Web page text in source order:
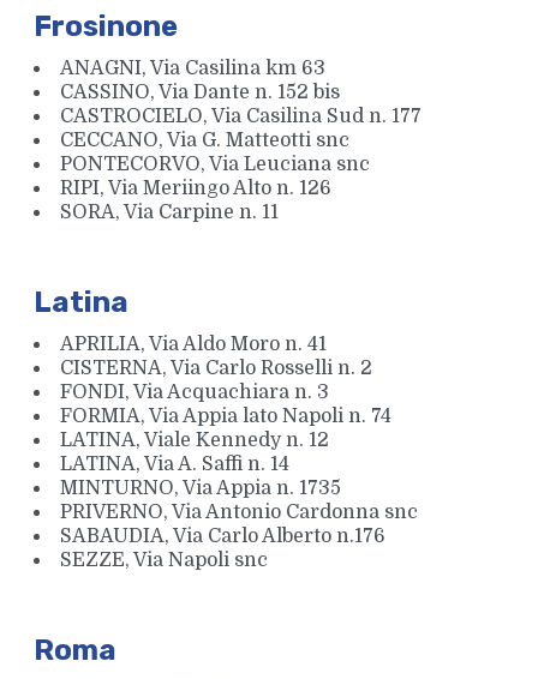
Frosinone
ANAGNI, Via Casilina km 63
CASSINO, Via Dante n. 152 bis
CASTROCIELO, Via Casilina Sud n. 177
CECCANO, Via G. Matteotti snc
PONTECORVO, Via Leuciana snc
RIPI, Via Meriingo Alto n. 126
SORA, Via Carpine n. 11
Latina
APRILIA, Via Aldo Moro n. 41
CISTERNA, Via Carlo Rosselli n. 2
FONDI, Via Acquachiara n. 3
FORMIA, Via Appia lato Napoli n. 74
LATINA, Viale Kennedy n. 12
LATINA, Via A. Saffi n. 14
MINTURNO, Via Appia n. 1735
PRIVERNO, Via Antonio Cardonna snc
SABAUDIA, Via Carlo Alberto n.176
SEZZE, Via Napoli snc
Roma